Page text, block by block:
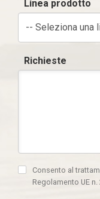
Linea prodotto
-- Seleziona una
Richieste
Consento al
Regolamento UE